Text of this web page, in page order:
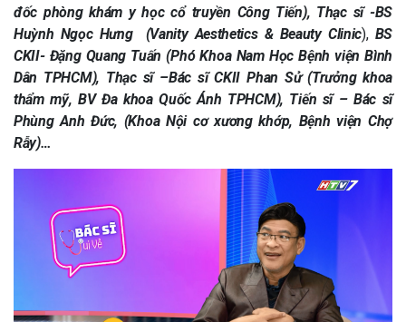
đốc phòng khám y học cổ truyền Công Tiến), Thạc sĩ -BS
Huỳnh Ngọc Hưng (Vanity Aesthetics & Beauty Clinic), BS
CKII- Đặng Quang Tuấn (Phó Khoa Nam Học Bệnh viện Bình
Dân TPHCM), Thạc sĩ –Bác sĩ CKII Phan Sử (Trưởng khoa
thẩm mỹ, BV Đa khoa Quốc Ánh TPHCM), Tiến sĩ – Bác sĩ
Phùng Anh Đức, (Khoa Nội cơ xương khớp, Bệnh viện Chợ
Rẫy)…